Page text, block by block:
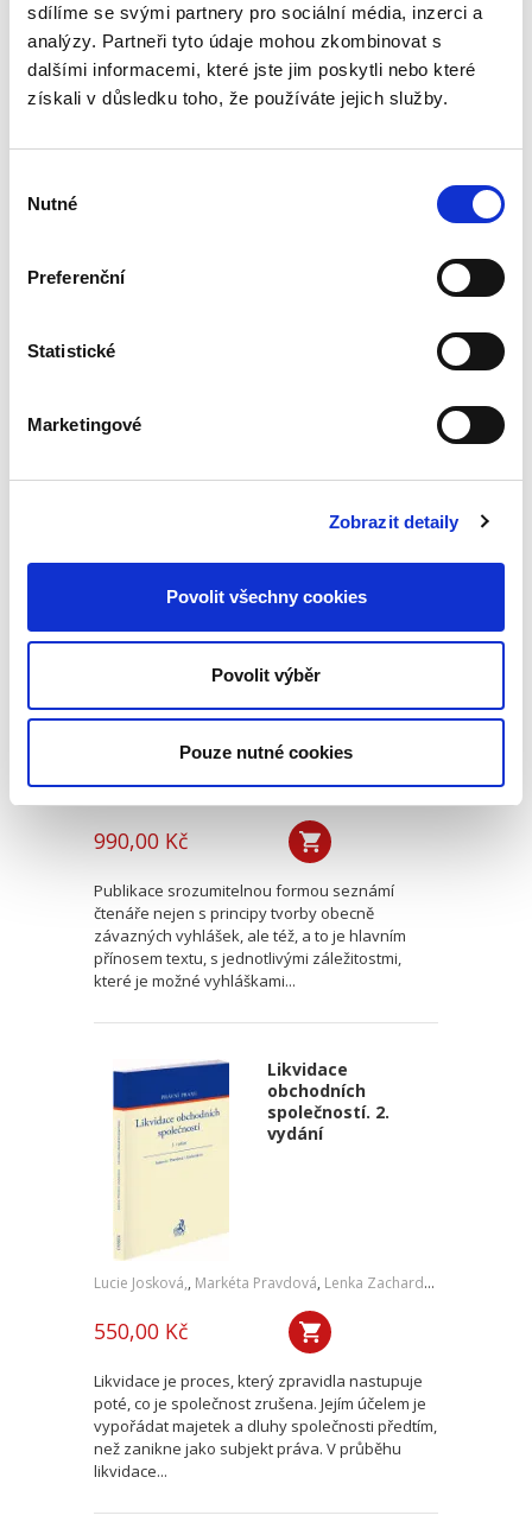
sdílíme se svými partnery pro sociální média, inzerci a
analýzy. Partneři tyto údaje mohou zkombinovat s
dalšími informacemi, které jste jim poskytli nebo které
získali v důsledku toho, že používáte jejich služby.
souhlasu
Nutné
Preferenční
Statistické
Marketingové
Zobrazit detaily
Povolit všechny cookies
Povolit výběr
Pouze nutné cookies
Vzory zakládacích
dokumentů,
vztahu k
1 290,00 Kč
renomovaných autorů nabízí vzory smluv, listin
vyhlášky v praxi
Petra Furková,Miroslav Veselý,Pavel Chodúr,Barbora Štěpánová
990,00 Kč
Publikace srozumitelnou formou seznámí
čtenáře nejen s principy tvorby obecně
závazných vyhlášek, ale též, a to je hlavním
přínosem textu, s jednotlivými záležitostmi,
které je možné vyhláškami...
Likvidace
obchodních
společností. 2.
vydání
Lucie Josková,, Markéta Pravdová, Lenka Zachardová
550,00 Kč
Likvidace je proces, který zpravidla nastupuje
poté, co je společnost zrušena. Jejím účelem je
vypořádat majetek a dluhy společnosti předtím,
než zanikne jako subjekt práva. V průběhu
likvidace...